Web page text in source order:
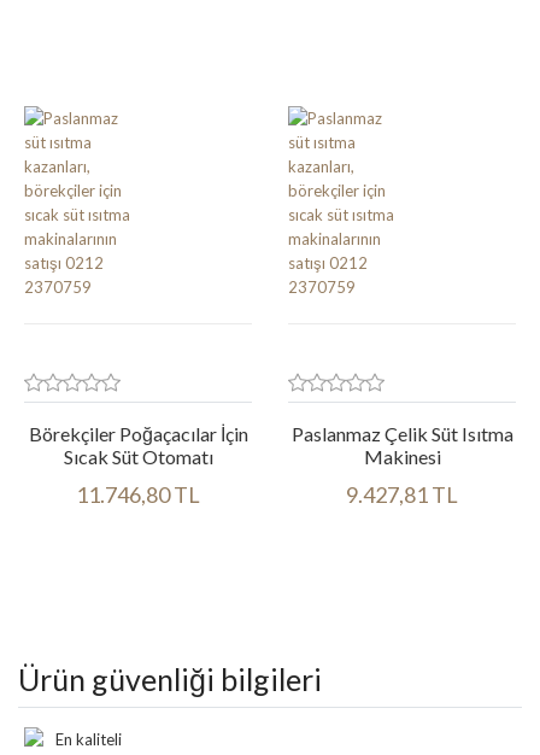
Börekçiler Poğaçacılar İçin
Sıcak Süt Otomatı
11.746,80 TL
Paslanmaz Çelik Süt Isıtma
Makinesi
9.427,81 TL
Ürün güvenliği bilgileri